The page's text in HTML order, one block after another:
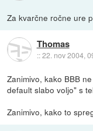
Za kvarčne ročne ure
Thomas
::22. nov 2004,
Zanimivo, kako BBB
default slabo voljo" s
Zanimivo, kako to